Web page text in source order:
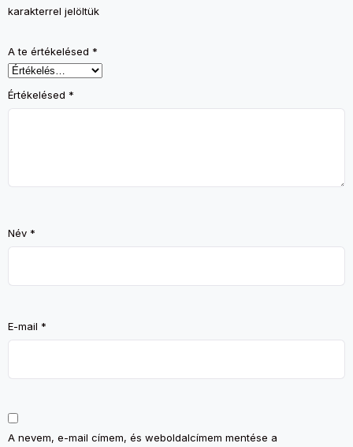
karakterrel jelöltük
A te értékelésed *
Értékelésed *
Név *
E-mail *
A nevem, e-mail címem, és weboldalcímem mentése a